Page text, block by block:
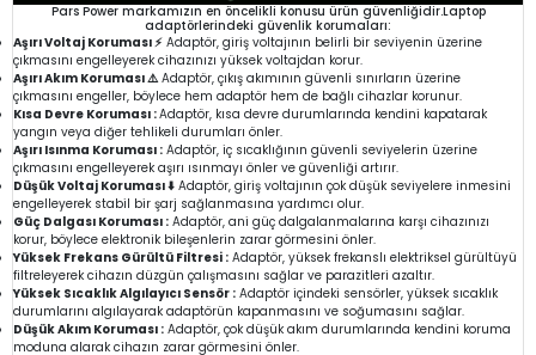
Pars Power markamızın en öncelikli konusu ürün güvenliğidir.Laptop
adaptörlerindeki güvenlik korumaları:
Aşırı Voltaj Koruması ⚡ Adaptör, giriş voltajının belirli bir seviyenin üzerine
çıkmasını engelleyerek cihazınızı yüksek voltajdan korur.
Aşırı Akım Koruması ⚠️Adaptör, çıkış akımının güvenli sınırların üzerine
çıkmasını engeller, böylece hem adaptör hem de bağlı cihazlar korunur.
Kısa Devre Koruması :Adaptör, kısa devre durumlarında kendini kapatarak
yangın veya diğer tehlikeli durumları önler.
Aşırı Isınma Koruması : Adaptör, iç sıcaklığının güvenli seviyelerin üzerine
çıkmasını engelleyerek aşırı ısınmayı önler ve güvenliği artırır.
Düşük Voltaj Koruması ⬇️ Adaptör, giriş voltajının çok düşük seviyelere inmesini
engelleyerek stabil bir şarj sağlanmasına yardımcı olur.
Güç Dalgası Koruması : Adaptör, ani güç dalgalanmalarına karşı cihazınızı
korur, böylece elektronik bileşenlerin zarar görmesini önler.
Yüksek Frekans Gürültü Filtresi : Adaptör, yüksek frekanslı elektriksel gürültüyü
filtreleyerek cihazın düzgün çalışmasını sağlar ve parazitleri azaltır.
Yüksek Sıcaklık Algılayıcı Sensör : Adaptör içindeki sensörler, yüksek sıcaklık
durumlarını algılayarak adaptörün kapanmasını ve soğumasını sağlar.
Düşük Akım Koruması : Adaptör, çok düşük akım durumlarında kendini koruma
moduna alarak cihazın zarar görmesini önler.